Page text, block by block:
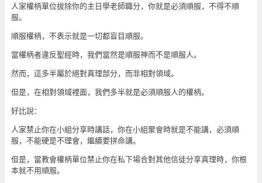
人家權柄單位拔除你的主日學老師職分，你就是必須順服，不得不順
服。
順服權柄，不表示就是一切都盲目順服。
當權柄者違反聖經時，我們當然是順服神而不是順服人。
然而，這多半屬於絕對真理部分，而非相對領域。
但是，在相對領域裡面，我們多半就是必須順服人的權柄。
好比說：
人家禁止你在小組分享時講話，你在小組聚會時就是不能講，必須順
服，不能硬是不理會，繼續要拼命講。
但是，當教會權柄單位禁止你在私下場合對其他信徒分享真理時，你根
本就不用順服。